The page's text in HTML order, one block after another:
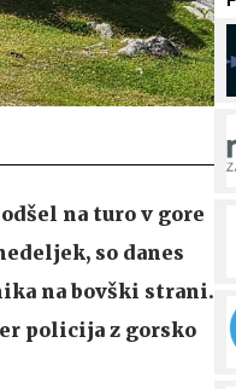
na turo v gore
so danes
na bovški strani.
policija z gorsko